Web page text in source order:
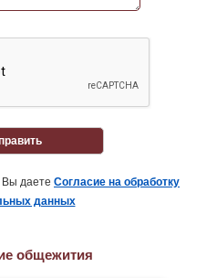
Вы даете Согласие на обработку
данных
общежития